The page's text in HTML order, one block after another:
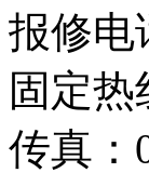
报修电
固定热
传真：